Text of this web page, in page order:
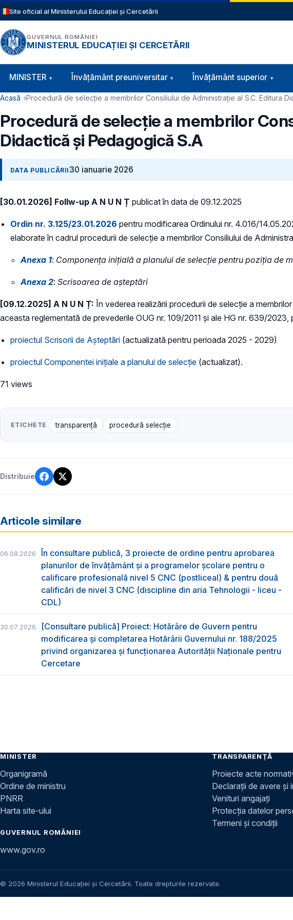
Sari la conținutul principal
Site oficial al Ministerului Educației și Cercetării
GUVERNUL ROMÂNIEI
MINISTERUL EDUCAȚIEI ȘI CERCETĂRII
Navigație principală
MINISTER Învăţământ preuniversitar Învățământ superior
Cale de navigare
Acasă Procedură de selecție a membrilor Consiliului de Administraţie al S.C. Editura
Procedură de selecție a membrilor
Didactică și Pedagogică S.A
DATA PUBLICĂRII 30 ianuarie 2026
[30.01.2026] Follw-up A N U N Ț publicat în data de 09.12.2025
Ordin nr. 3.125/23.01.2026 pentru modificarea Ordinului nr. 4.016/
elaborate în cadrul procedurii de selecție a membrilor Consiliului de
Anexa 1: Componența inițială a planului de selecție pentru poziția de
Anexa 2: Scrisoarea de așteptări
[09.12.2025] A N U N Ț: În vederea realizării procedurii de selecție a
aceasta reglementată de prevederile OUG nr. 109/2011 și ale HG nr. 639/
proiectul Scrisorii de Așteptări (actualizată pentru perioada 2025 - 2029)
proiectul Componentei inițiale a planului de selecţie (actualizat).
71 views
ETICHETE transparenţă procedură selecție
Distribuie
Articole similare
06.08.2026
În consultare publică, 3 proiecte de ordine pentru aprobarea
planurilor de învățământ și a programelor școlare pentru o
calificare profesională nivel 5 CNC (postliceal) & pentru două
calificări de nivel 3 CNC (discipline din aria Tehnologii - liceu -
CDL)
30.07.2026
[Consultare publică] Proiect: Hotărâre de Guvern pentru
modificarea și completarea Hotărârii Guvernului nr. 188/2025
privind organizarea şi funcţionarea Autorităţii Naţionale pentru
Cercetare
MINISTER
Organigramă
Ordine de ministru
PNRR
Harta site-ului
GUVERNUL ROMÂNIEI
www.gov.ro
TRANSPARENȚĂ
Proiecte acte
Declarații de avere și
Venituri angajați
Protecția datelor
Termeni și condiții
© 2026 Ministerul Educației și Cercetării. Toate drepturile rezervate.